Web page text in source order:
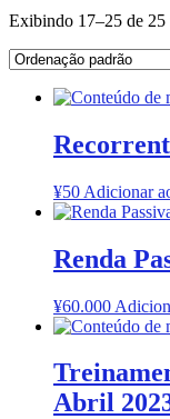
Exibindo 17–25 de 25
¥50 Adicionar
Renda
¥60.000
Abril